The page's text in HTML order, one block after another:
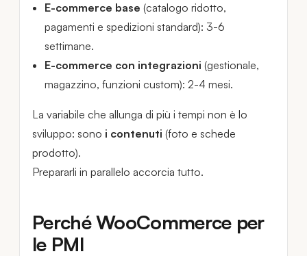
E-commerce base (catalogo ridotto,
pagamenti e spedizioni standard): 3-6
settimane.
E-commerce con integrazioni (gestionale,
magazzino, funzioni custom): 2-4 mesi.
La variabile che allunga di più i tempi non è lo
sviluppo: sono i contenuti (foto e schede
prodotto).
Prepararli in parallelo accorcia tutto.
Perché WooCommerce per
le PMI